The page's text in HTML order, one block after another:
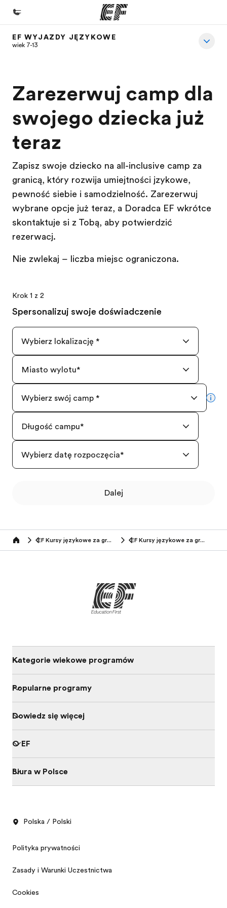
Home
Nasze programy
Sprawdź naszą ofertę
Nasze biura
Znajdź najbliższe biuro
Kim jesteśmy
Kariera
Dołącz do naszego zespołu
EF WYJAZDY JĘZYKOWE
wiek 7-13
Zarezerwuj camp dla
swojego dziecka już
teraz
Zapisz swoje dziecko na all-inclusive camp za
granicą, który rozwija umiejętności językowe,
pewność siebie i samodzielność. Zarezerwuj
wybrane opcje już teraz, a Doradca EF wkrótce
skontaktuje się z Tobą, aby potwierdzić
rezerwację.
Nie zwlekaj – liczba miejsc ograniczona.
Krok 1 z 2
Spersonalizuj swoje doświadczenie
Wybierz lokalizację *
Miasto wylotu*
Wybierz swój camp *
Długość campu*
Wybierz datę rozpoczęcia*
Dalej
Home EF Kursy językowe za granicą (7-13 lat) EF Kursy językowe za granicą
Kategorie wiekowe programów
Popularne programy
Dowiedz się więcej
O EF
Biura w Polsce
Polska / Polski
Polityka prywatności
Zasady i Warunki Uczestnictwa
Cookies